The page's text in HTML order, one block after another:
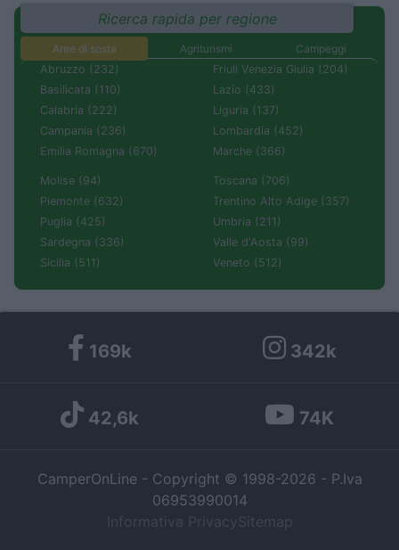
Ricerca rapida per regione
Aree di sosta Agriturismi
Campeggi
Abruzzo (232)
Basilicata (110)
Calabria (222)
Campania (236)
Emilia Romagna (670)
Friuli Venezia Giulia (204)
Lazio (433)
Liguria (137)
Lombardia (452)
Marche (366)
Molise (94)
Piemonte (632)
Puglia (425)
Sardegna (336)
Sicilia (511)
Toscana (706)
Trentino Alto Adige (357)
Umbria (211)
Valle d'Aosta (99)
Veneto (512)
169k 342k
42,6k 74K
CamperOnLine - Copyright © 1998-2026 - P.Iva
06953990014
Informativa Privacy Sitemap